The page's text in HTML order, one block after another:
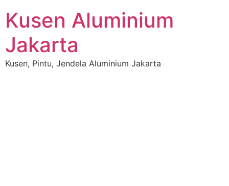
Kusen Aluminium
Jakarta
Kusen, Pintu, Jendela Aluminium Jakarta